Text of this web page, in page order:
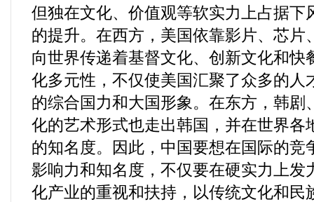
但独在文化、价值观等软实力上占据下
的提升。在西方，美国依靠影片、芯片
向世界传递着基督文化、创新文化和快
化多元性，不仅使美国汇聚了众多的人
的综合国力和大国形象。在东方，韩剧
化的艺术形式也走出韩国，并在世界各
的知名度。因此，中国要想在国际的竞
影响力和知名度，不仅要在硬实力上发
化产业的重视和扶持，以传统文化和民